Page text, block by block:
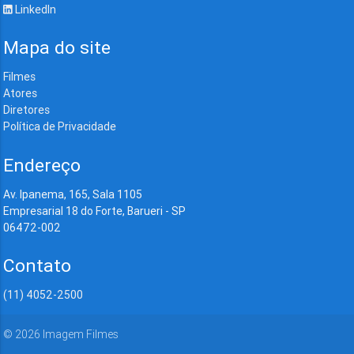
LinkedIn
Mapa do site
Filmes
Atores
Diretores
Política de Privacidade
Endereço
Av. Ipanema, 165, Sala 1105
Empresarial 18 do Forte, Barueri - SP
06472-002
Contato
(11) 4052-2500
© 2026 Imagem Filmes